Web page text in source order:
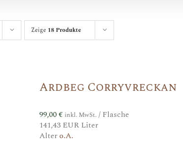
Zeige 18 Produkte
Ardbeg Corryvreckan
99,00€ inkl. MwSt. / Flasche
141,43 EUR Liter
Altero.A.